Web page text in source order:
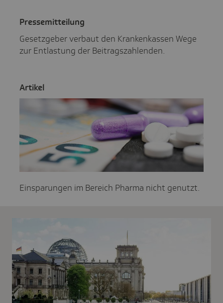
Pres­se­mit­tei­lung
Gesetzgeber verbaut den Krankenkassen Wege
zur Entlastung der Beitragszahlenden.
Artikel
Einsparungen im Bereich Pharma nicht genutzt.